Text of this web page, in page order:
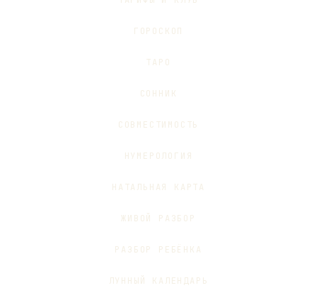
ГОРОСКОП
ТАРО
СОННИК
СОВМЕСТИМОСТЬ
НУМЕРОЛОГИЯ
НАТАЛЬНАЯ КАРТА
ЖИВОЙ РАЗБОР
РАЗБОР РЕБЁНКА
ЛУННЫЙ КАЛЕНДАРЬ